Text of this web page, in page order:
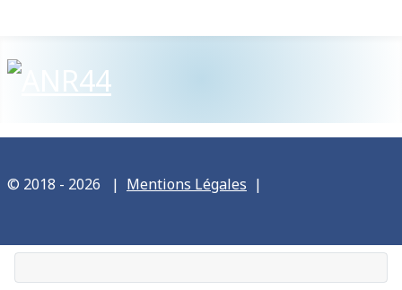
© 2018 - 2026 | Mentions Légales |